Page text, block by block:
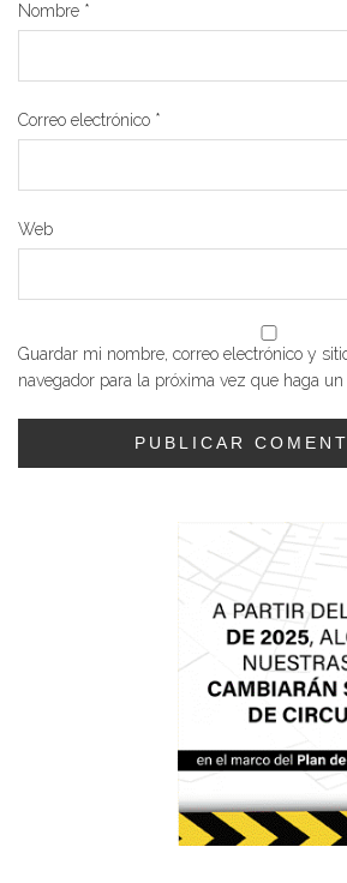
Nombre *
Correo electrónico *
Web
Guardar mi nombre, correo electrónico y
navegador para la próxima vez que haga un